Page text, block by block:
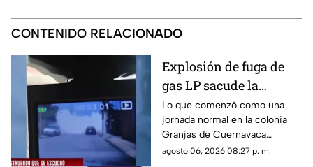
CONTENIDO RELACIONADO
Explosión de fuga de
gas LP sacude la
colonia Las Granjas
Lo que comenzó como una
jornada normal en la colonia
Granjas de Cuernavaca
terminó en una movilización
agosto 06, 2026 08:27 p. m.